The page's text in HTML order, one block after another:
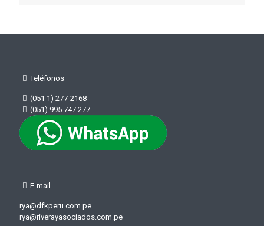
Teléfonos
(051 1) 277-2168
(051) 995 747 277
E-mail
rya@dfkperu.com.pe
rya@riverayasociados.com.pe